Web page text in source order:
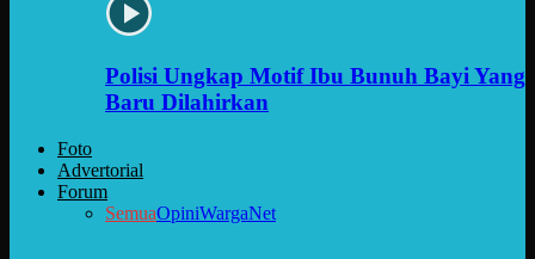
Polisi Ungkap Motif Ibu Bunuh Bayi Yang
Baru Dilahirkan
Foto
Advertorial
Forum
SemuaOpiniWargaNet